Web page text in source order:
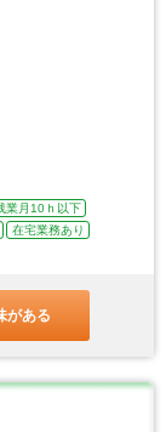
業月10ｈ以下
在宅業務あり
がある